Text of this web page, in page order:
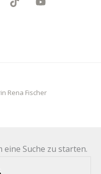
Rena Fischer
eine Suche zu starten.